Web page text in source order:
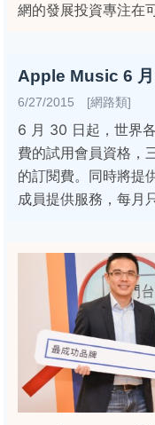
網的發展投資專注在
Apple Music 6 月
6/27/2015 [網路類]
6 月 30 日起，世界
費的試用會員資格，
的訂閱費。同時將提
成員提供服務，每月